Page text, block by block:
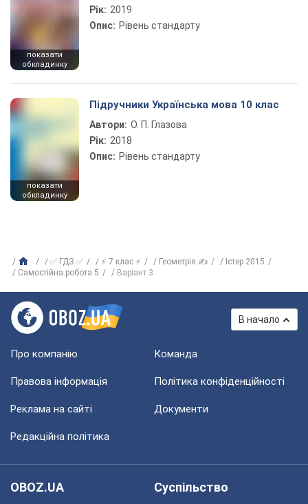
показати
обкладинку
Рік: 2019
Опис: Рівень стандарту
показати
обкладинку
Підручники Українська мова 10 клас
Автори: О. П. Глазова
Рік: 2018
Опис: Рівень стандарту
✅ ГДЗ ✅ ⚡ 7 клас ⚡ Геометрія ✍
Істер 2015
Самостійна робота 5
Варіант 3
В начало
Про компанію Команда
Правова інформація Політика конфіденційності
Реклама на сайті Документи
Редакційна політика
OBOZ.UA
Суспільство